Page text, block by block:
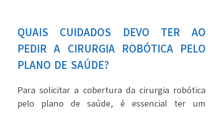
QUAIS CUIDADOS DEVO TER AO
PEDIR A CIRURGIA ROBÓTICA PELO
PLANO DE SAÚDE?
Para solicitar a cobertura da cirurgia robótica
pelo plano de saúde, é essencial ter um